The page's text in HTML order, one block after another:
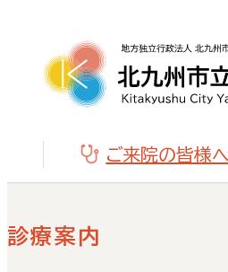
ご来院の皆様へ
診療案内